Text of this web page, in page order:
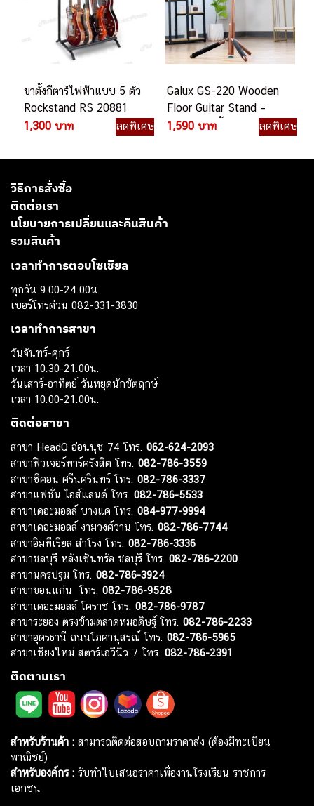
ขาตั้งกีตาร์ไฟฟ้าแบบ 5 ตัว
Rockstand RS 20881
B/1 FP
1,300 บาท ลดพิเศษ
Galux GS-220 Wooden
Floor Guitar Stand –
Natural ขาตั้งกีต้าร์
1,590 บาท ลดพิเศษ
วิธีการสั่งซื้อ
ติดต่อเรา
นโยบายการเปลี่ยนและคืนสินค้า
รวมสินค้า
เวลาทำการตอบโซเชียล
ทุกวัน 9.00-24.00น.
เบอร์โทรด่วน 082-331-3830
เวลาทำการสาขา
วันจันทร์-ศุกร์
เวลา 10.30-21.00น.
วันเสาร์-อาทิตย์ วันหยุดนักขัตฤกษ์
เวลา 10.00-21.00น.
ติดต่อสาขา
สาขา HeadQ อ่อนนุช 74 โทร. 062-624-2093
สาขาฟิวเจอร์พาร์ครังสิต โทร. 082-786-3559
สาขาซีคอน ศรีนครินทร์ โทร. 082-786-3337
สาขาแฟชั่น ไอส์แลนด์ โทร. 082-786-5533
สาขาเดอะมอลล์ บางแค โทร. 084-977-9994
สาขาเดอะมอลล์ งามวงศ์วาน โทร. 082-786-7744
สาขาอิมพีเรียล สำโรง โทร. 082-786-3336
สาขาชลบุรี หลังเซ็นทรัล ชลบุรี โทร. 082-786-2200
สาขานครปฐม โทร. 082-786-3924
สาขาขอนแก่น โทร. 082-786-9528
สาขาเดอะมอลล์ โคราช โทร. 082-786-9787
สาขาระยอง ตรงข้ามตลาดหมอดิษฐ์ โทร. 082-786-2233
สาขาอุดรธานี ถนนโภคานุสรณ์ โทร. 082-786-5965
สาขาเชียงใหม่ สตาร์เอวีนิว 7 โทร. 082-786-2391
ติดตามเรา
สำหรับร้านค้า : สามารถติดต่อสอบถามราคาส่ง (ต้องมีทะเบียน
พาณิชย์)
สำหรับองค์กร : รับทำใบเสนอราคาเพื่องานโรงเรียน ราชการ
เอกชน